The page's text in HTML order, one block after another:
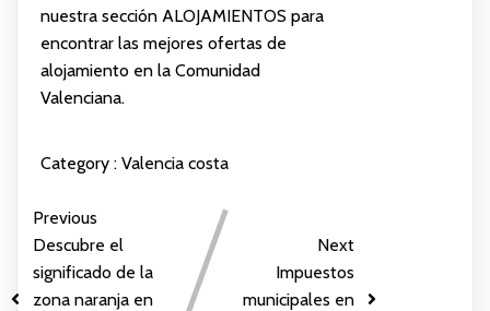
nuestra sección ALOJAMIENTOS para
encontrar las mejores ofertas de
alojamiento en la Comunidad
Valenciana.
Category : Valencia costa
Previous
Descubre el
significado de la
zona naranja en
Next
Impuestos
municipales en